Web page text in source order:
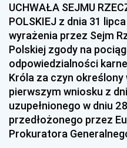
UCHWAŁA SEJMU
POLSKIEJ z dnia 31
wyrażenia przez Sejm
Polskiej zgody na
odpowiedzialności
Króla za czyn określony
pierwszym wniosku z
uzupełnionego w dniu
przedłożonego przez
Prokuratora